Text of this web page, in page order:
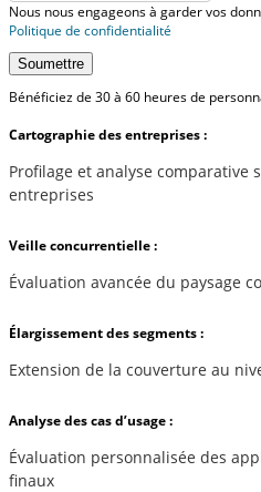
Nous nous engageons à garder vos
Politique de confidentialité
Soumettre
Bénéficiez de 30 à 60 heures de
Cartographie des entreprises :
Profilage et analyse comparative
entreprises
Veille concurrentielle :
Évaluation avancée du paysage
Élargissement des segments :
Extension de la couverture au
Analyse des cas d’usage :
Évaluation personnalisée des
finaux